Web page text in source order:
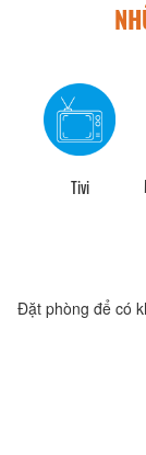
Tivi
Đặt phòng để có